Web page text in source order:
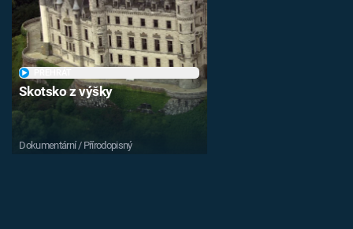
Skotsko z výšky
Dokumentární / Přírodopisný